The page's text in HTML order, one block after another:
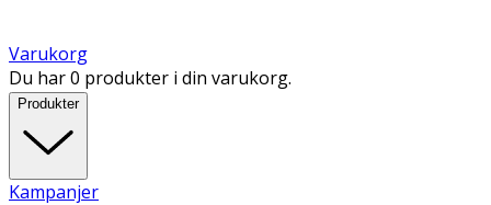
Varukorg
Du har 0 produkter i din varukorg.
Produkter
Kampanjer